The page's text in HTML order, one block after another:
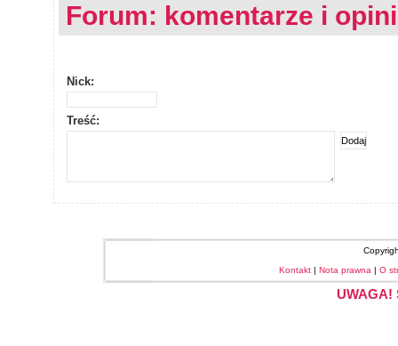
Forum: komentarze i
Nick:
Treść:
Kontakt
Nota prawna O
UWAGA!